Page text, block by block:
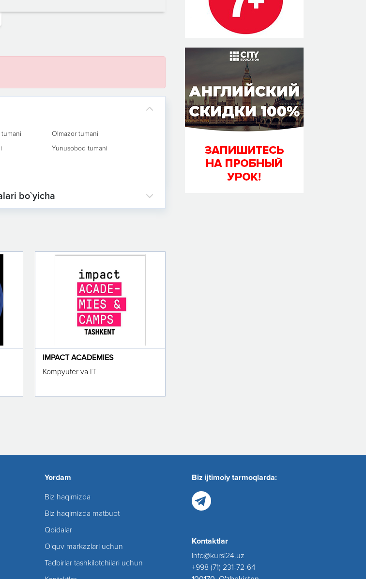
Olmazor tumani
Yunusobod tumani
bo`yicha
IMPACT ACADEMIES
Kompyuter va IT
Yordam
Biz haqimizda
Biz haqimizda matbuot
Qoidalar
O'quv markazlari uchun
Tadbirlar tashkilotchilari uchun
Biz ijtimoiy tarmoqlarda:
Kontaktlar
info@kursi24.uz
+998 (71) 231-72-64